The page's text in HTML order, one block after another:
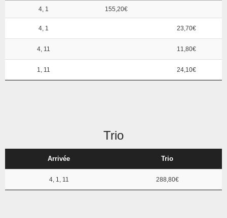
4, 1 155,20€
4, 1 23,70€
4, 11 11,80€
1, 11 24,10€
Trio
Arrivée Trio
4, 1, 11 288,80€